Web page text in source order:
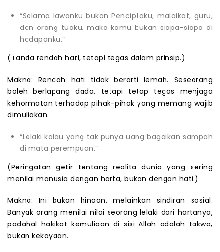
“Selama lawanku bukan Penciptaku, malaikat, guru,
dan orang tuaku, maka kamu bukan siapa-siapa di
hadapanku.”
(Tanda rendah hati, tetapi tegas dalam prinsip.)
Makna: Rendah hati tidak berarti lemah. Seseorang
boleh berlapang dada, tetapi tetap tegas menjaga
kehormatan terhadap pihak-pihak yang memang wajib
dimuliakan.
“Lelaki kalau yang tak punya uang bagaikan sampah
di mata perempuan.”
(Peringatan getir tentang realita dunia yang sering
menilai manusia dengan harta, bukan dengan hati.)
Makna: Ini bukan hinaan, melainkan sindiran sosial.
Banyak orang menilai nilai seorang lelaki dari hartanya,
padahal hakikat kemuliaan di sisi Allah adalah takwa,
bukan kekayaan.